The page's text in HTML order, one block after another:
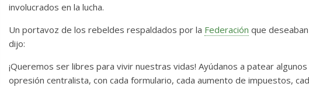
involucrados en la lucha.
Un portavoz de los rebeldes respaldados por la Federación que
dijo:
¡Queremos ser libres para vivir nuestras vidas! Ayúdanos a patear
opresión centralista, con cada formulario, cada aumento de impuestos,